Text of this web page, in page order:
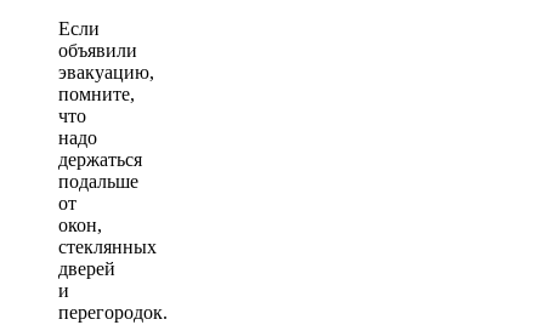
Если
объявили
эвакуацию,
помните,
что
надо
держаться
подальше
от
окон,
стеклянных
дверей
и
перегородок.